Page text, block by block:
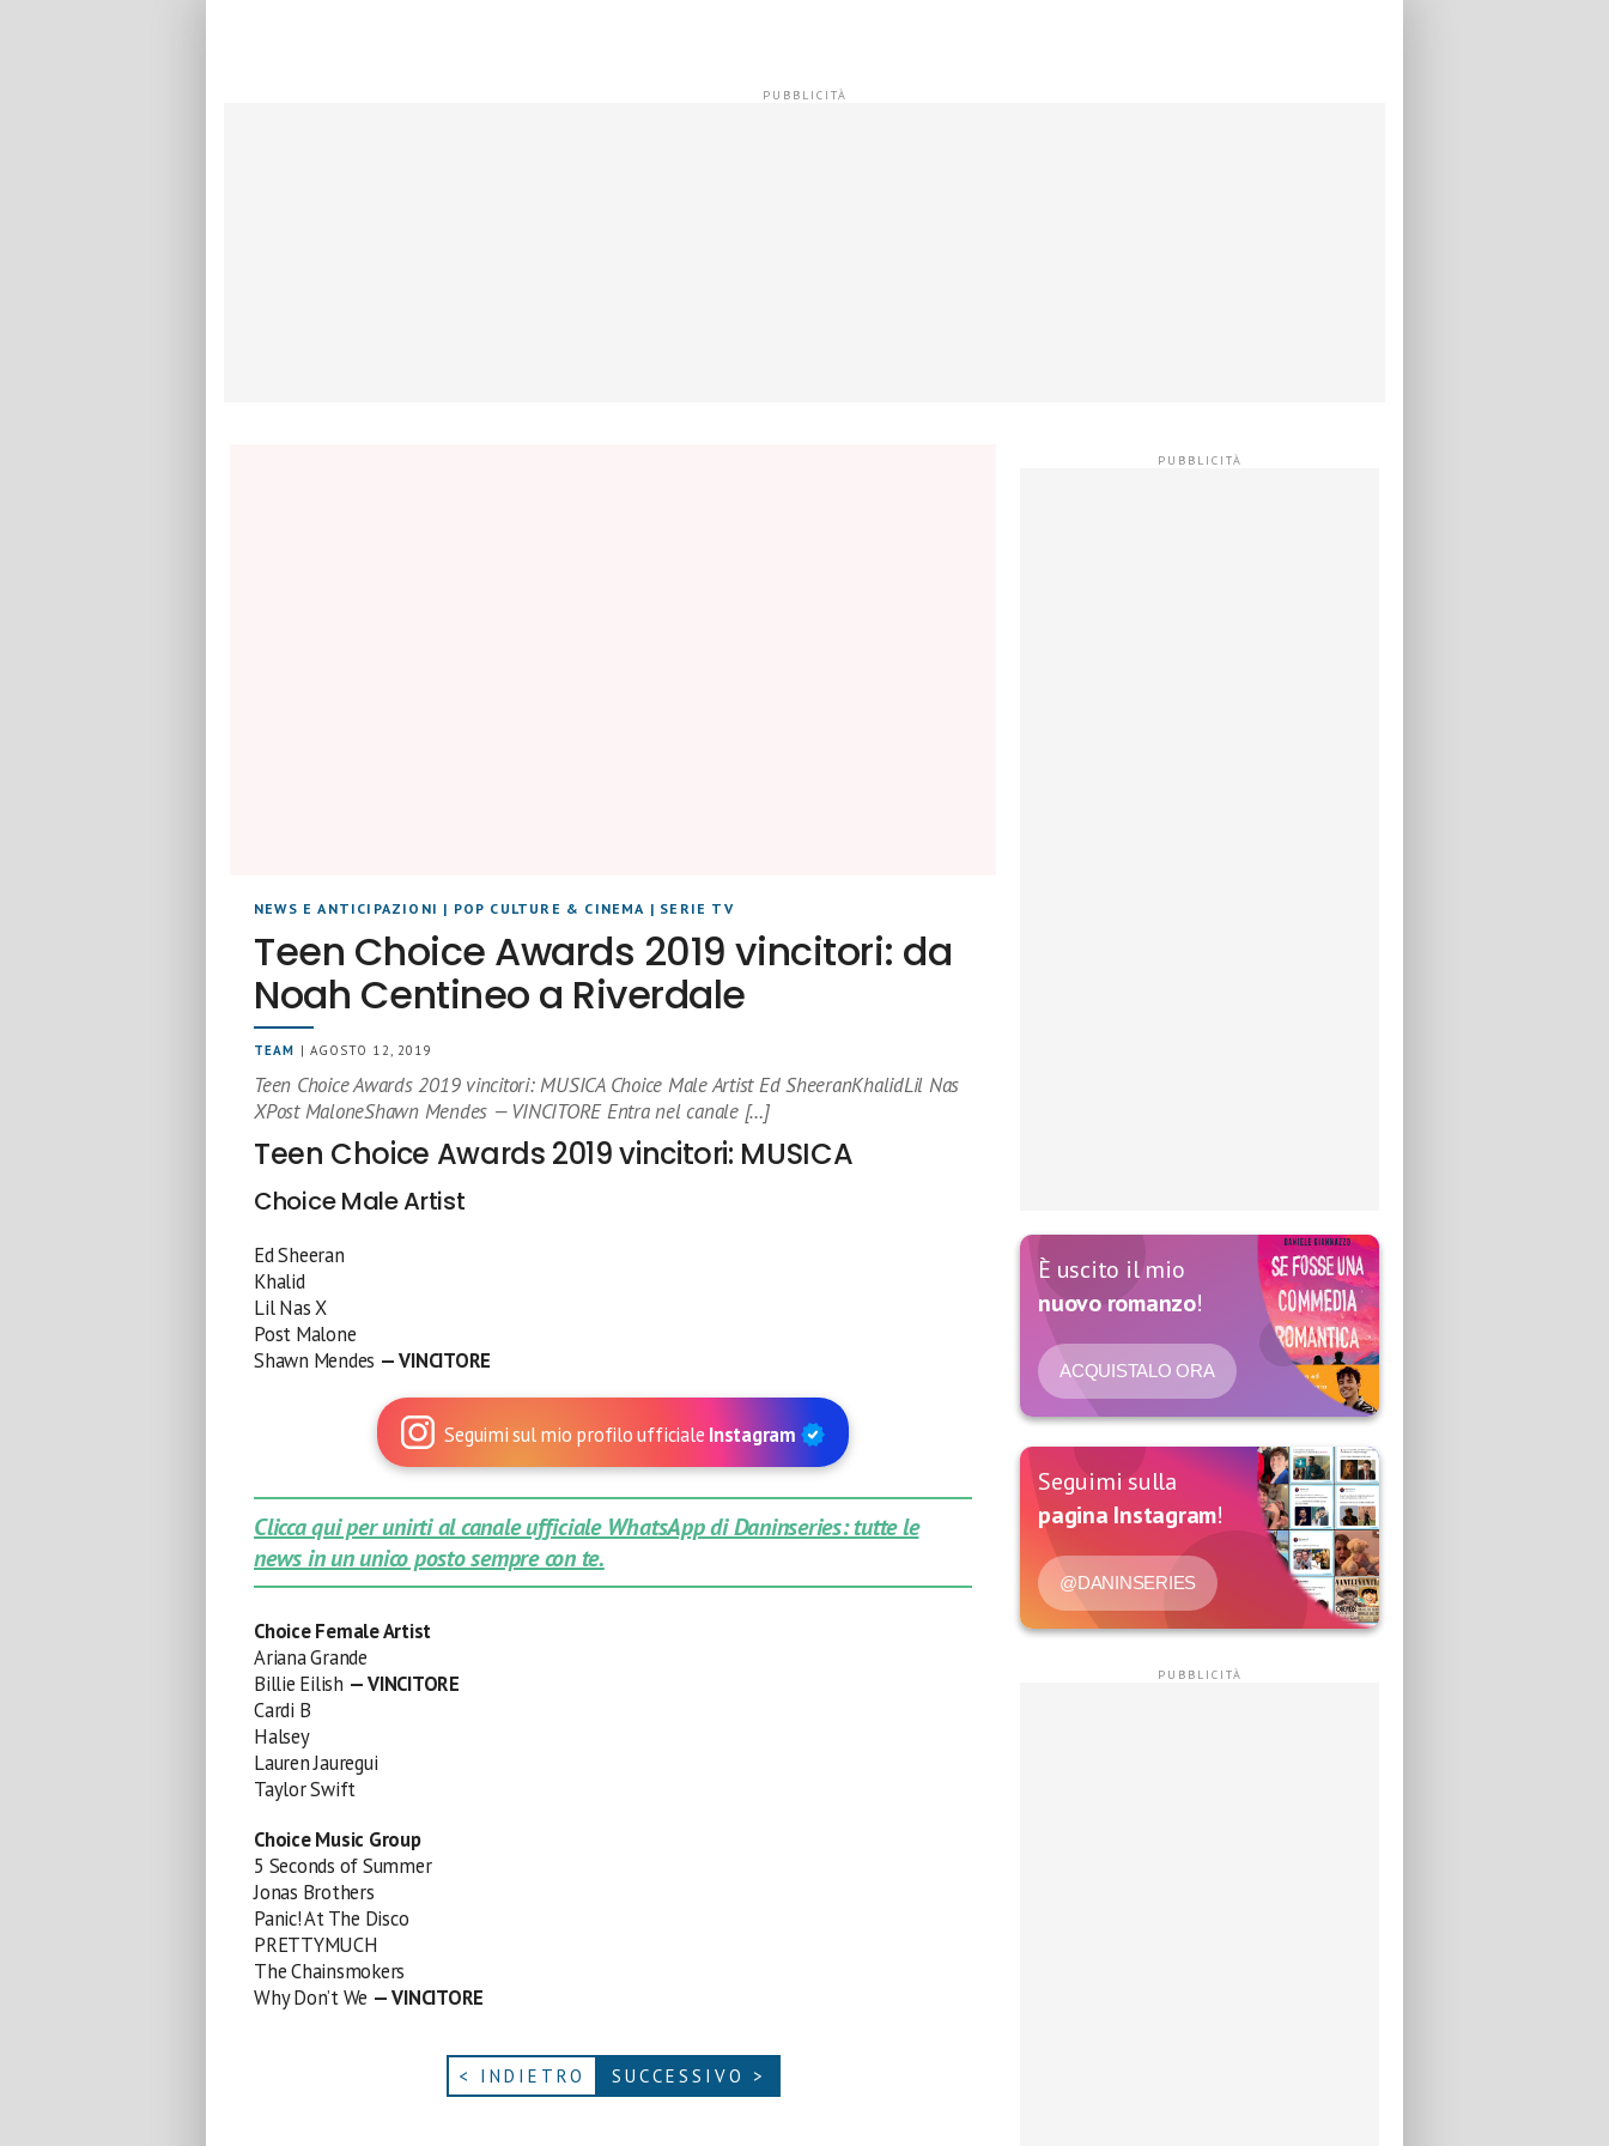
NEWS E ANTICIPAZIONI | POP CULTURE & CINEMA | SERIE TV
Teen Choice Awards 2019 vincitori: da
Noah Centineo a Riverdale
TEAM | AGOSTO 12, 2019
Teen Choice Awards 2019 vincitori: MUSICA Choice Male Artist Ed SheeranKhalidLil Nas
XPost MaloneShawn Mendes — VINCITORE Entra nel canale […]
Teen Choice Awards 2019 vincitori: MUSICA
Choice Male Artist
Ed Sheeran
Khalid
Lil Nas X
Post Malone
Shawn Mendes — VINCITORE
Seguimi sul mio profilo ufficiale Instagram
Clicca qui per unirti al canale ufficiale WhatsApp di Daninseries: tutte le
news in un unico posto sempre con te.
Choice Female Artist
Ariana Grande
Billie Eilish — VINCITORE
Cardi B
Halsey
Lauren Jauregui
Taylor Swift
Choice Music Group
5 Seconds of Summer
Jonas Brothers
Panic! At The Disco
PRETTYMUCH
The Chainsmokers
Why Don’t We — VINCITORE
< INDIETRO SUCCESSIVO >
È uscito il mio
nuovo romanzo!
ACQUISTALO ORA
Seguimi sulla
pagina Instagram!
@DANINSERIES